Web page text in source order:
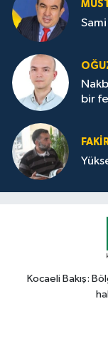
Sami
bir
Kocaeli Bakış: